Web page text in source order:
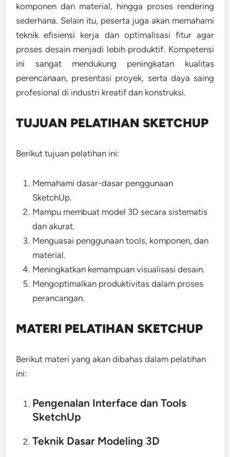
komponen dan material, hingga proses rendering
sederhana. Selain itu, peserta juga akan memahami
teknik efisiensi kerja dan optimalisasi fitur agar
proses desain menjadi lebih produktif. Kompetensi
ini sangat mendukung peningkatan kualitas
perencanaan, presentasi proyek, serta daya saing
profesional di industri kreatif dan konstruksi.
TUJUAN PELATIHAN SKETCHUP
Berikut tujuan pelatihan ini:
Memahami dasar-dasar penggunaan
SketchUp.
Mampu membuat model 3D secara sistematis
dan akurat.
Menguasai penggunaan tools, komponen, dan
material.
Meningkatkan kemampuan visualisasi desain.
Mengoptimalkan produktivitas dalam proses
perancangan.
MATERI PELATIHAN SKETCHUP
Berikut materi yang akan dibahas dalam pelatihan
ini:
Pengenalan Interface dan Tools
SketchUp
Teknik Dasar Modeling 3D